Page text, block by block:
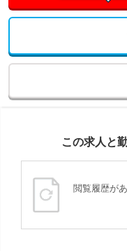
この求人と
閲覧履歴が